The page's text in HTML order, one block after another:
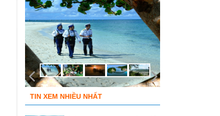
TIN XEM NHIỀU NHẤT